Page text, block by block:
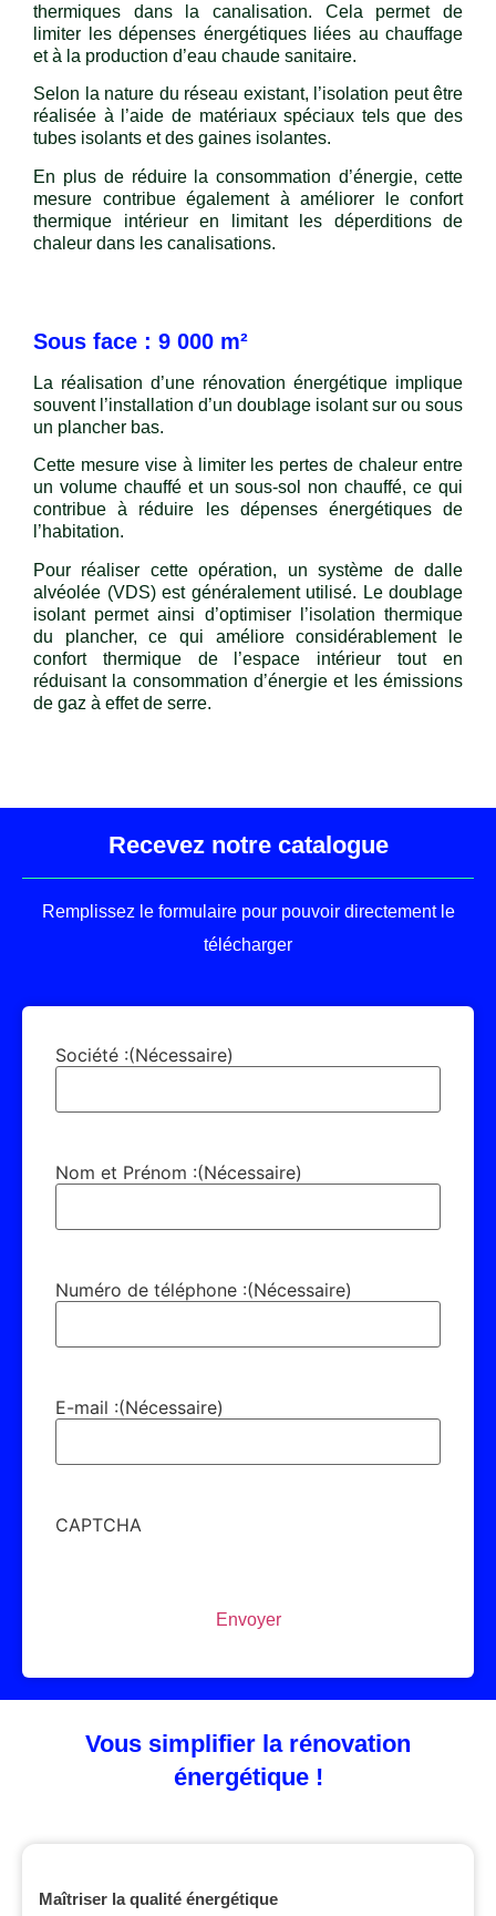
thermiques dans la canalisation. Cela permet de
limiter les dépenses énergétiques liées au chauffage
et à la production d’eau chaude sanitaire.
Selon la nature du réseau existant, l’isolation peut être
réalisée à l’aide de matériaux spéciaux tels que des
tubes isolants et des gaines isolantes.
En plus de réduire la consommation d’énergie, cette
mesure contribue également à améliorer le confort
thermique intérieur en limitant les déperditions de
chaleur dans les canalisations.
Sous face : 9 000 m²
La réalisation d’une rénovation énergétique implique
souvent l’installation d’un doublage isolant sur ou sous
un plancher bas.
Cette mesure vise à limiter les pertes de chaleur entre
un volume chauffé et un sous-sol non chauffé, ce qui
contribue à réduire les dépenses énergétiques de
l’habitation.
Pour réaliser cette opération, un système de dalle
alvéolée (VDS) est généralement utilisé. Le doublage
isolant permet ainsi d’optimiser l’isolation thermique
du plancher, ce qui améliore considérablement le
confort thermique de l’espace intérieur tout en
réduisant la consommation d’énergie et les émissions
de gaz à effet de serre.
Recevez notre catalogue
Remplissez le formulaire pour pouvoir directement le
télécharger
Société :(Nécessaire)
Nom et Prénom :(Nécessaire)
Numéro de téléphone :(Nécessaire)
E-mail :(Nécessaire)
CAPTCHA
Vous simplifier la rénovation
énergétique !
Maîtriser la qualité énergétique